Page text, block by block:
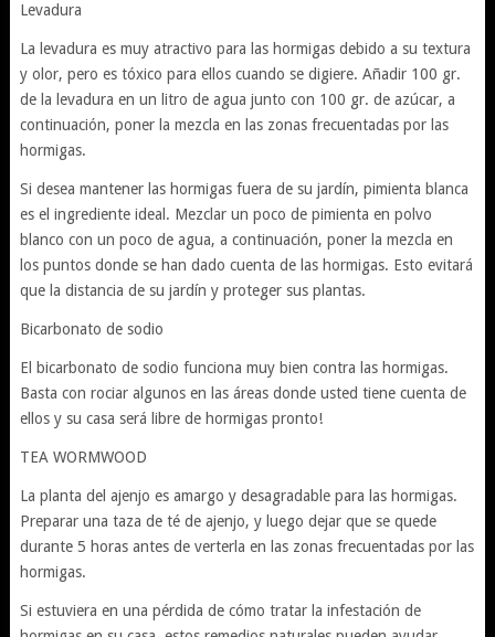
Levadura
La levadura es muy atractivo para las hormigas debido a su textura
y olor, pero es tóxico para ellos cuando se digiere. Añadir 100 gr.
de la levadura en un litro de agua junto con 100 gr. de azúcar, a
continuación, poner la mezcla en las zonas frecuentadas por las
hormigas.
Si desea mantener las hormigas fuera de su jardín, pimienta blanca
es el ingrediente ideal. Mezclar un poco de pimienta en polvo
blanco con un poco de agua, a continuación, poner la mezcla en
los puntos donde se han dado cuenta de las hormigas. Esto evitará
que la distancia de su jardín y proteger sus plantas.
Bicarbonato de sodio
El bicarbonato de sodio funciona muy bien contra las hormigas.
Basta con rociar algunos en las áreas donde usted tiene cuenta de
ellos y su casa será libre de hormigas pronto!
TEA WORMWOOD
La planta del ajenjo es amargo y desagradable para las hormigas.
Preparar una taza de té de ajenjo, y luego dejar que se quede
durante 5 horas antes de verterla en las zonas frecuentadas por las
hormigas.
Si estuviera en una pérdida de cómo tratar la infestación de